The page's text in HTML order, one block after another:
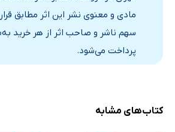
مادی و معنوی نشر این اثر مطابق
سهم ناشر و صاحب اثر از هر خرید
پرداخت می‌شود.
کتاب‌های مشابه